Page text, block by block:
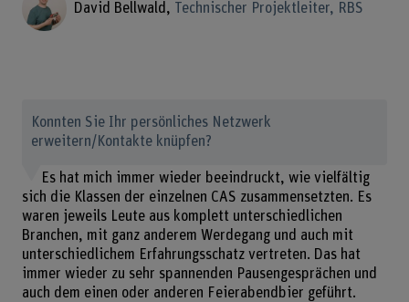
David Bellwald Technischer Projektleiter, RBS
Konnten Sie Ihr persönliches Netzwerk
erweitern/Kontakte knüpfen?
Es hat mich immer wieder beeindruckt, wie vielfältig
sich die Klassen der einzelnen CAS zusammensetzten. Es
waren jeweils Leute aus komplett unterschiedlichen
Branchen, mit ganz anderem Werdegang und auch mit
unterschiedlichem Erfahrungsschatz vertreten. Das hat
immer wieder zu sehr spannenden Pausengesprächen und
auch dem einen oder anderen Feierabendbier geführt.